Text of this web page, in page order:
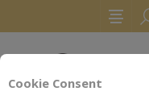
Cookie Consent